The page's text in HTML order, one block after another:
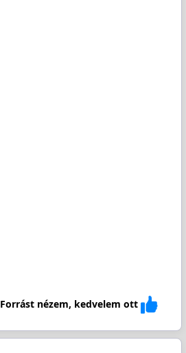
Forrást nézem, kedvelem ott